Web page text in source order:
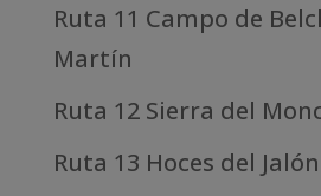
Ruta 11 Campo de
Martín
Ruta 12 Sierra del
Ruta 13 Hoces del Jalón